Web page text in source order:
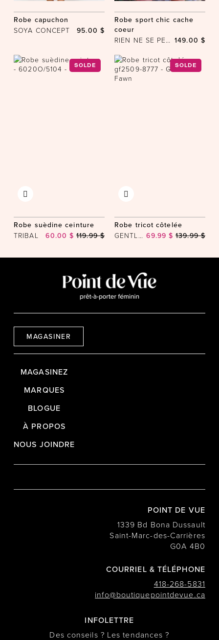
Robe capuchon
SOYA CONCEPT 95.00 $
Robe sport chic cache
coeur
RIEN NE SE PERD, TOUT SE CRÉE 149.00 $
SOLDE
Robe suèdine ceinture
TRIBAL 60.00 $ 119.99 $
SOLDE
Robe tricot côtelée
GENTLE FAWN 69.99 $ 139.99 $
MAGASINER
MAGASINEZ
MARQUES
BLOGUE
À PROPOS
NOUS JOINDRE
POINT DE VUE
1339 Bd Bona Dussault
Saint-Marc-des-Carrières
G0A 4B0
COURRIEL & TÉLÉPHONE
418-268-5831
info@boutiquepointdevue.ca
INFOLETTRE
Des conseils ? Les tendances ?